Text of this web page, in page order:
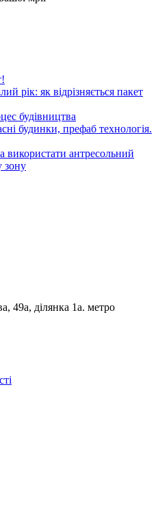
рік: як відрізняється пакет
будівництва
будинки, префаб технологія.
антресольний
зону
49а, ділянка 1а. метро